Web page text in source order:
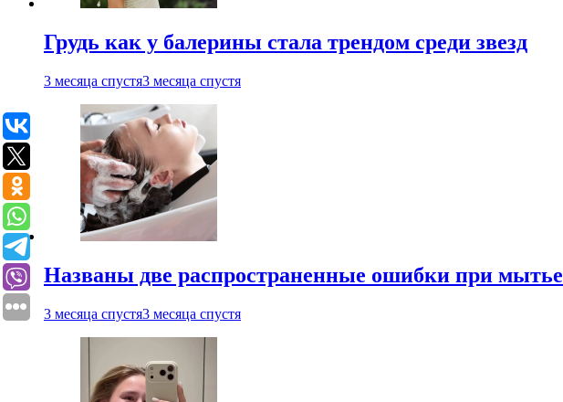
Грудь как у балерины стала трендом среди звезд
3 месяца спустя3 месяца спустя
Названы две распространенные ошибки при
3 месяца спустя3 месяца спустя